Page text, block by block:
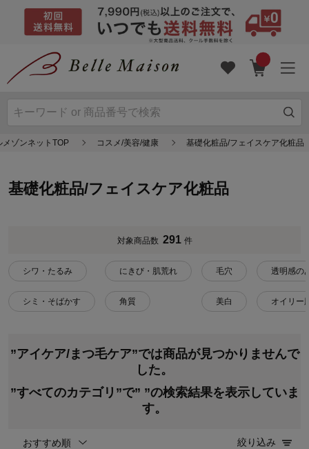
メゾンネットTOP コスメ/美容/健康 基礎化粧品/フェイスケア化粧品
基礎化粧品/フェイスケア化粧品
対象商品数 291 件
シワ・たるみ
シミ・そばかす
にきび・肌荒れ
角質
毛穴
美白
透明感の
オイリー
”アイケア/まつ毛ケア”では商品が見つかりませんで
した。
”すべてのカテゴリ”で” ”の検索結果を表示していま
す。
おすすめ順 絞り込み